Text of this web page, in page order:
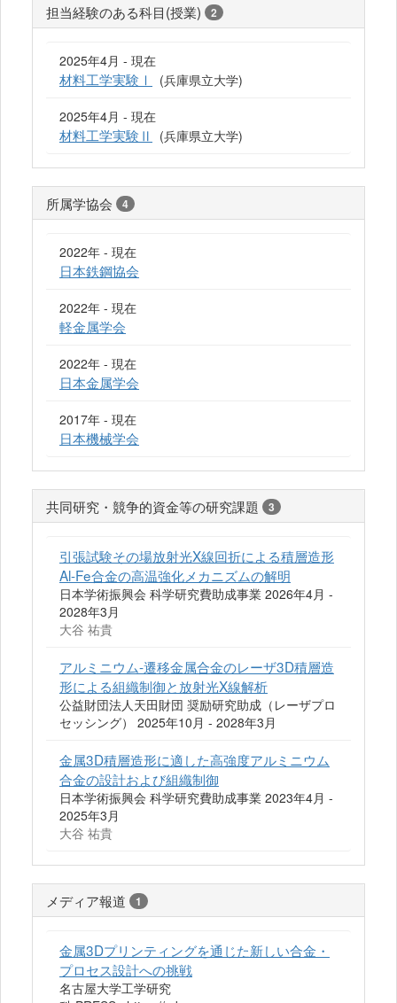
担当経験のある科目(授業) 2
2025年4月 - 現在
材料工学実験Ⅰ (兵庫県立大学)
2025年4月 - 現在
材料工学実験Ⅱ (兵庫県立大学)
所属学協会 4
2022年 - 現在
日本鉄鋼協会
2022年 - 現在
軽金属学会
2022年 - 現在
日本金属学会
2017年 - 現在
日本機械学会
共同研究・競争的資金等の研究課題 3
引張試験その場放射光X線回折による積層造形
Al-Fe合金の高温強化メカニズムの解明
日本学術振興会 科学研究費助成事業 2026年4月 -
2028年3月
大谷 祐貴
アルミニウム-遷移金属合金のレーザ3D積層造
形による組織制御と放射光X線解析
公益財団法人天田財団 奨励研究助成（レーザプロ
セッシング） 2025年10月 - 2028年3月
金属3D積層造形に適した高強度アルミニウム
合金の設計および組織制御
日本学術振興会 科学研究費助成事業 2023年4月 -
2025年3月
大谷 祐貴
メディア報道 1
金属3Dプリンティングを通じた新しい合金・
プロセス設計への挑戦
名古屋大学工学研究